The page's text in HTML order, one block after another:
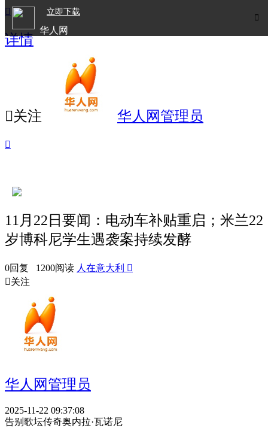

立即下载
华人网

详情
关注 华人网管理员

11月22日要闻：电动车补贴重启；米兰22
岁博科尼学生遇袭案持续发酵
0回复 1200阅读 人在意大利 
关注
华人网管理员
2025-11-22 09:37:08
告别歌坛传奇奥内拉·瓦诺尼